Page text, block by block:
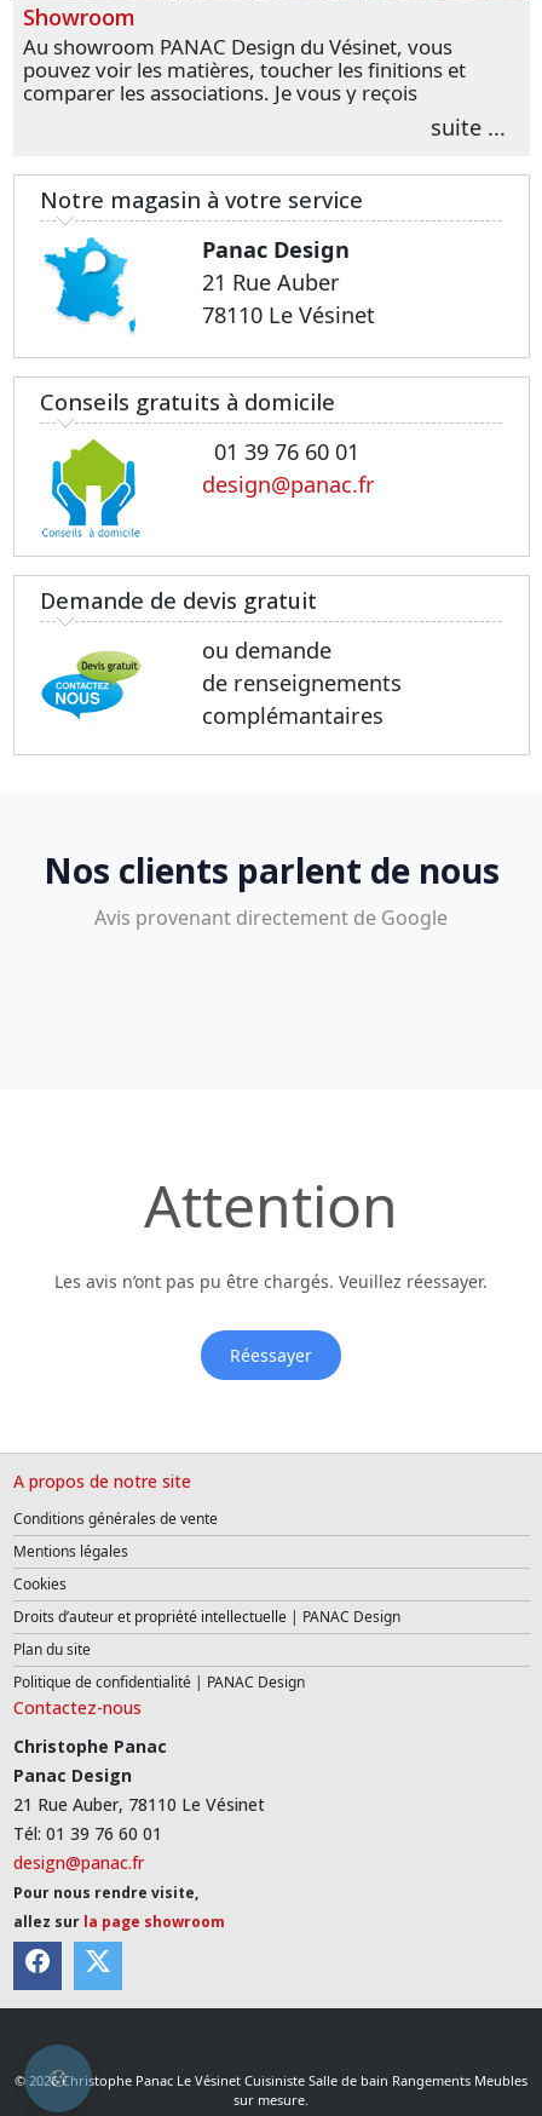
Showroom
Au showroom PANAC Design du Vésinet, vous
pouvez voir les matières, toucher les finitions et
comparer les associations. Je vous y reçois
personnellement pour parler de votre projet et
transformer vos premières idées en choix plussuite ...
Notre magasin à votre service
Panac Design
21 Rue Auber
78110 Le Vésinet
Conseils gratuits à domicile
01 39 76 60 01
design@panac.fr
Demande de devis gratuit
ou demande
de renseignements
complémantaires
Nos clients parlent de nous
Avis provenant directement de Google
Attention
Les avis n’ont pas pu être chargés. Veuillez réessayer.
Réessayer
A propos de notre site
Conditions générales de vente
Mentions légales
Cookies
Droits d’auteur et propriété intellectuelle | PANAC Design
Plan du site
Politique de confidentialité | PANAC Design
Contactez-nous
Christophe Panac
Panac Design
21 Rue Auber, 78110 Le Vésinet
Tél: 01 39 76 60 01
design@panac.fr
Pour nous rendre visite,
allez sur la page showroom
© 2026 Christophe Panac Le Vésinet Cuisiniste Salle de bain Rangements Meubles
sur mesure.